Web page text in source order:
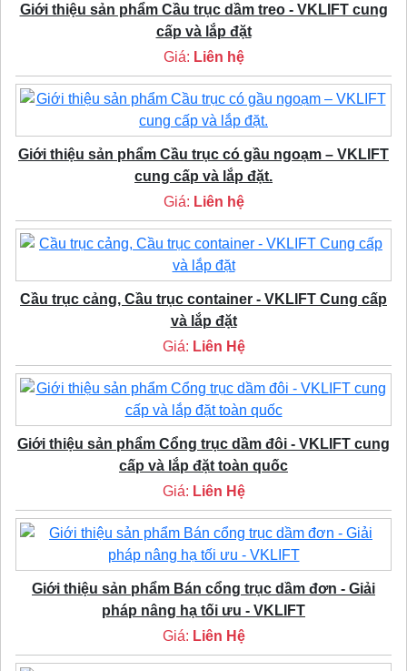
Giới thiệu sản phẩm Cầu trục dầm treo - VKLIFT cung
cấp và lắp đặt
Giá: Liên hệ
Giới thiệu sản phẩm Cầu trục có gầu ngoạm – VKLIFT
cung cấp và lắp đặt.
Giá: Liên hệ
Cầu trục cảng, Cầu trục container - VKLIFT Cung cấp
và lắp đặt
Giá: Liên Hệ
Giới thiệu sản phẩm Cổng trục dầm đôi - VKLIFT cung
cấp và lắp đặt toàn quốc
Giá: Liên Hệ
Giới thiệu sản phẩm Bán cổng trục dầm đơn - Giải
pháp nâng hạ tối ưu - VKLIFT
Giá: Liên Hệ